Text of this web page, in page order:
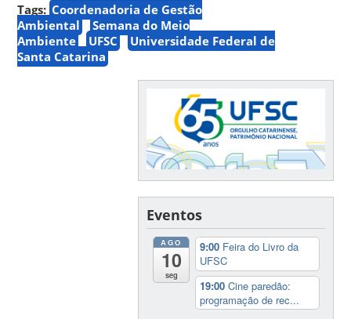
Tags: Coordenadoria de Gestão
Ambiental
Semana do Meio
Ambiente
UFSC
Universidade Federal de
Santa Catarina
Eventos
AGO
10
seg
9:00 Feira do Livro da
UFSC
19:00Cine paredão:
programação de rec...